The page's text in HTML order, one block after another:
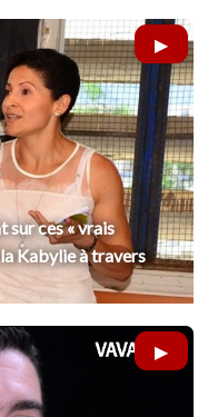
ces « vrais
Kabylie à travers